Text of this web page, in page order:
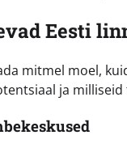
Eesti
mitmel moel,
ja milliseid